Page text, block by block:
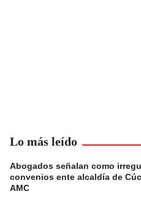
Lo más leído
Abogados señalan como
convenios ente alcaldía de
AMC